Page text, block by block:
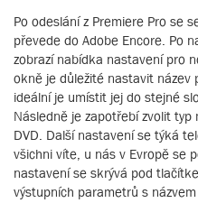
Po odeslání z Premiere Pro se
převede do Adobe Encore. Po
zobrazí nabídka nastavení pro
okně je důležité nastavit název
ideální je umístit jej do stejné
Následně je zapotřebí zvolit typ
DVD. Další nastavení se týká
všichni víte, u nás v Evropě se
nastavení se skrývá pod
výstupních parametrů s